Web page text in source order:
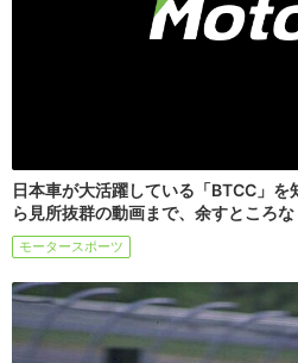
日本車が大活躍している「BTCC」
ら見所抜群の動画まで、余すところな
モータースポーツ